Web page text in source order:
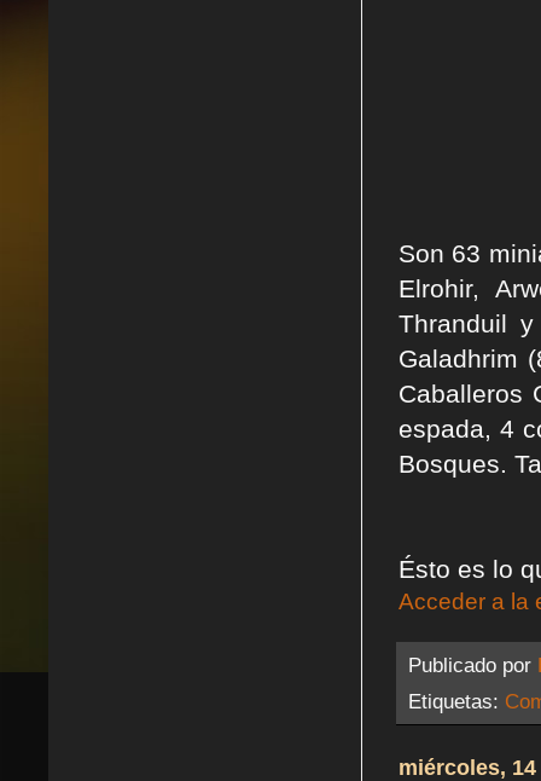
Son 63
Elrohir,
Thranduil
Galadhrim
Caballeros
espada, 4
Bosques.
Ésto es lo
Acceder a la
Publicado por
Etiquetas:
miércoles,